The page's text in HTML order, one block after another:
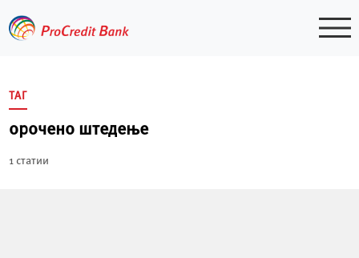
to
content
ТАГ
орочено штедење
1 статии